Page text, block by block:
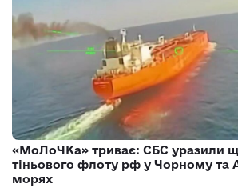
«МоЛоЧКа» триває: СБС уразили
тіньового флоту рф у Чорному та
морях